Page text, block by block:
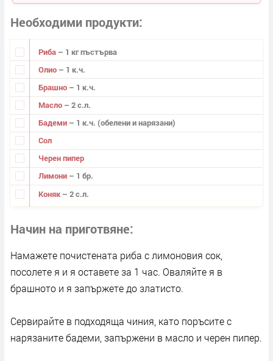
Необходими продукти
Риба – 1 кг пъстърва
Олио – 1 к.ч.
Брашно – 1 к.ч.
Масло – 2 с.л.
Бадеми – 1 к.ч. (обелени и нарязани)
Сол
Черен пипер
Лимони – 1 бр.
Коняк – 2 с.л.
Начин на приготвяне
Намажете почистената риба с лимоновия сок,
посолете я и я оставете за 1 час. Оваляйте я в
брашното и я запържете до златисто.
Сервирайте в подходяща чиния, като поръсите с
нарязаните бадеми, запържени в масло и черен пипер.